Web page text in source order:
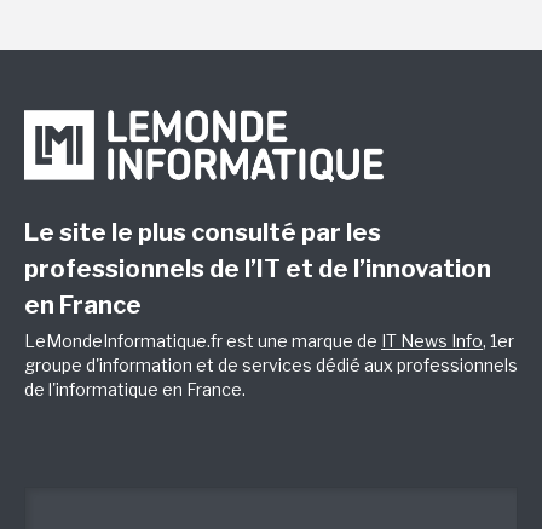
Le site le plus consulté par les
professionnels de l’IT et de l’innovation
en France
LeMondeInformatique.fr est une marque de IT News Info, 1er
groupe d'information et de services dédié aux professionnels
de l'informatique en France.